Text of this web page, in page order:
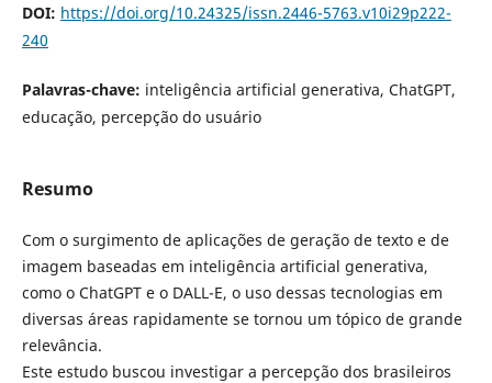
DOI: https://doi.org/10.24325/issn.2446-5763.v10i29p222-
240
Palavras-chave: inteligência artificial generativa, ChatGPT,
educação, percepção do usuário
Resumo
Com o surgimento de aplicações de geração de texto e de
imagem baseadas em inteligência artificial generativa,
como o ChatGPT e o DALL-E, o uso dessas tecnologias em
diversas áreas rapidamente se tornou um tópico de grande
relevância.
Este estudo buscou investigar a percepção dos brasileiros